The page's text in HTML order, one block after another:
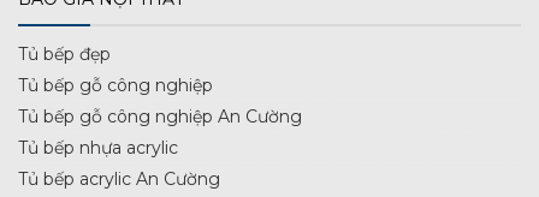
Tủ bếp đẹp
Tủ bếp gỗ công nghiệp
Tủ bếp gỗ công nghiệp An Cường
Tủ bếp nhựa acrylic
Tủ bếp acrylic An Cường